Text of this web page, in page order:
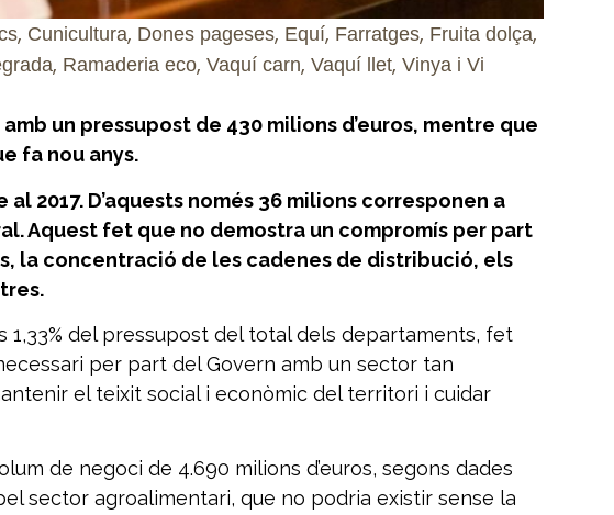
, Cunicultura, Dones pageses, Equí, Farratges, Fruita dolça,
, Ramaderia eco, Vaquí carn, Vaquí llet, Vinya i Vi
un pressupost de 430 milions d’euros, mentre que
fa nou anys.
2017. D’aquests només 36 milions corresponen a
Aquest fet que no demostra un compromís per part
la concentració de les cadenes de distribució, els
1,33% del pressupost del total dels departaments, fet
per part del Govern amb un sector tan
el teixit social i econòmic del territori i cuidar
de negoci de 4.690 milions d’euros, segons dades
sector agroalimentari, que no podria existir sense la